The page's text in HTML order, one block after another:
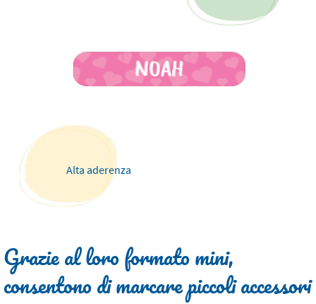
Alta aderenza
Grazie al loro formato mini,
consentono di marcare piccoli accessori